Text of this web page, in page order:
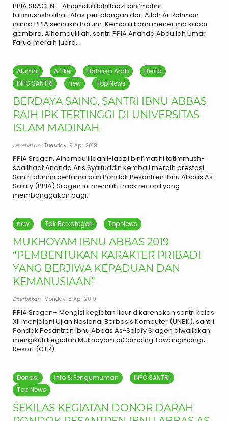
PPIA SRAGEN – Alhamdulillahilladzi bini’matihi
tatimushsholihat. Atas pertolongan dari Alloh Ar Rahman
nama PPIA semakin harum. Kembali kami menerima kabar
gembira. Alhamdulillah, santri PPIA Ananda Abdullah Umar
Faruq meraih juara..
Alumni Artikel Bahasa Arab
Berita
INFO SANTRI
new Top News
BERDAYA SAING, SANTRI IBNU ABBAS
RAIH IPK TERTINGGI DI UNIVERSITAS
ISLAM MADINAH
Diterbitkan: Tuesday, 9 Apr 2019
PPIA Sragen, Alhamdulillaahil-ladzii bini’matihi tatimmush-
saalihaat Ananda Aris Syaifuddin kembali meraih prestasi.
Santri alumni pertama dari Pondok Pesantren Ibnu Abbas As
Salafy (PPIA) Sragen ini memiliki track record yang
membanggakan bagi..
new Tak Berkategori Top News
MUKHOYAM IBNU ABBAS 2019
“PEMBENTUKAN KARAKTER PRIBADI
YANG BERJIWA KEPADUAN DAN
KEMANUSIAAN”
Diterbitkan: Monday, 8 Apr 2019
PPIA Sragen– Mengisi kegiatan libur dikarenakan santri kelas
XII menjalani Ujian Nasional Berbasis Komputer (UNBK), santri
Pondok Pesantren Ibnu Abbas As-Salafy Sragen diwajibkan
mengikuti kegiatan Mukhoyam diCamping Tawangmangu
Resort (CTR)..
Donasi Info & Pengumuman
INFO SANTRI
Top News
SEKILAS KEGIATAN DONOR DARAH